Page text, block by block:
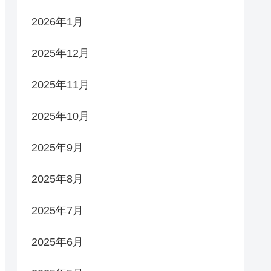
2026年1月
2025年12月
2025年11月
2025年10月
2025年9月
2025年8月
2025年7月
2025年6月